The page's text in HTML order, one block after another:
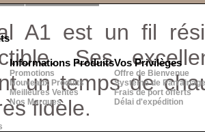
Informations Produits
Promotions
Nouveaux Produits
Meilleures Ventes
Nos Marques
Vos Privilèges
Offre de Bienvenue
Système de Parrainage
Frais de port offerts
Délai d'expédition
A1 est un fil
Ses
un temps de
fidèle.